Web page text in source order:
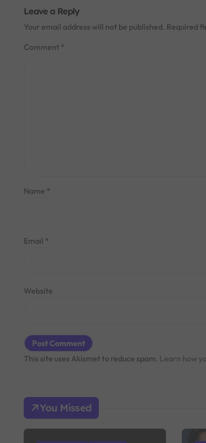
Leave a Reply
Your email address will not be published. Required
Comment *
Name *
Email *
Website
This site uses Akismet to reduce spam. Learn how
You Missed